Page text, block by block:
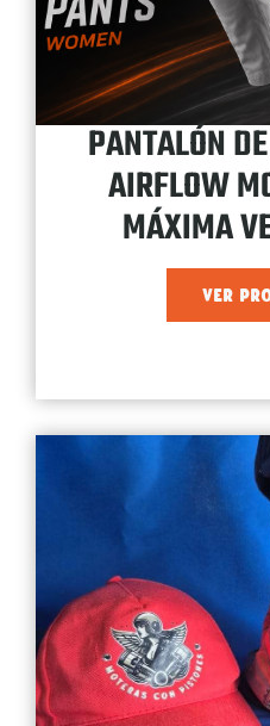
PANTALÓN
AIRFLOW
MÁXIMA
VER